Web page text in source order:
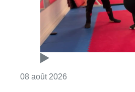
08 août 2026